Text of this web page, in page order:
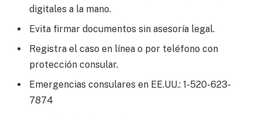
digitales a la mano.
Evita firmar documentos sin asesoría legal.
Registra el caso en línea o por teléfono con
protección consular.
Emergencias consulares en EE.UU.: 1-520-623-
7874